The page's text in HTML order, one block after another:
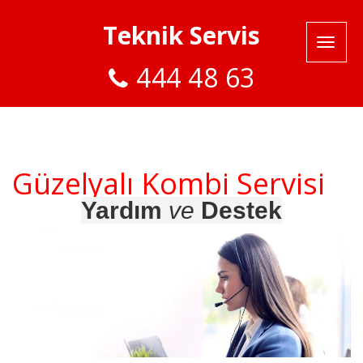
Teknik Servis
444 48 63
Güzelyalı Kombi Servisi
Yardım ve Destek